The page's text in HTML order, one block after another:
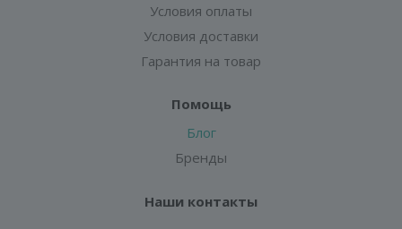
Условия оплаты
Условия доставки
Гарантия на товар
Помощь
Блог
Бренды
Наши контакты